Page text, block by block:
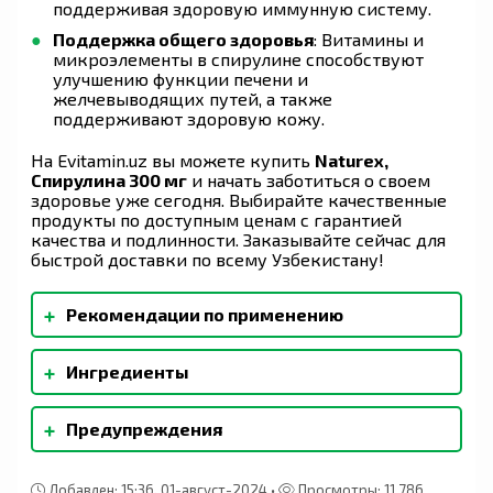
поддерживая здоровую иммунную систему.
Поддержка общего здоровья: Витамины и
микроэлементы в спирулине способствуют
улучшению функции печени и
желчевыводящих путей, а также
поддерживают здоровую кожу.
На Evitamin.uz вы можете купить Naturex,
Спирулина 300 мг и начать заботиться о своем
здоровье уже сегодня. Выбирайте качественные
продукты по доступным ценам с гарантией
качества и подлинности. Заказывайте сейчас для
быстрой доставки по всему Узбекистану!
+ Рекомендации по применению
Способы применения: Детям старше 6 лет и
взрослым принимать по 2 капсулы 2 раза в
день во время еды. Максимальная суточная
доза 5 г/сут. Продолжительность приема — не
менее 25 дней. Курс приема рекомендуется
повторять 3–4 раза в год. Беременным и
+ Ингредиенты
Состав 1 капсулы: Активные вещества:
Спирулина - 300 мг Вспомогательные вещества:
Микрокристаллическая целлюлоза (МКЦ).
+ Предупреждения
непереносимость компонентов. При приеме
Добавлен: 15:36, 01-август-2024 • Просмотры: 11 786